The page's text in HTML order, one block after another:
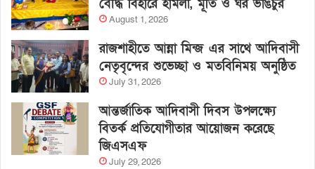
বৌদ্ধ বিহারে হামলা, মূর্তি ও ঘর ভাঙচুর
August 1, 2026
রাজশাহীতে আন্না মিন্জ এর সাথে আদিবাসী
নেতৃবৃন্দের শুভেচ্ছা ও মতবিনিময় অনুষ্ঠিত
July 31, 2026
আন্তর্জাতিক আদিবাসী দিবস উপলক্ষ্যে
বিতর্ক প্রতিযোগীতার আয়োজন করেছে
জিএসএফ
July 29, 2026